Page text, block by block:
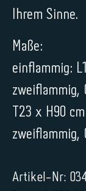
Ihrem Sinne.
Maße:
einflammig:
zweiflammig,
T23 x H90
zweiflammig,
Artikel-Nr: